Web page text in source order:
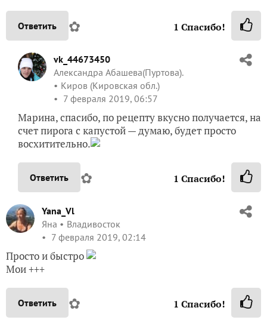
Ответить ✿ 1 Спасибо!
vk_44673450
Александра Абашева(Пуртова).
Киров (Кировская обл.)
7 февраля 2019, 06:57
Марина, спасибо, по рецепту вкусно получается, на
счет пирога с капустой — думаю, будет просто
восхитительно.
Ответить ✿ 1 Спасибо!
Yana_Vl
Яна
Владивосток
7 февраля 2019, 02:14
Просто и быстро
Мои +++
Ответить ✿ 1 Спасибо!